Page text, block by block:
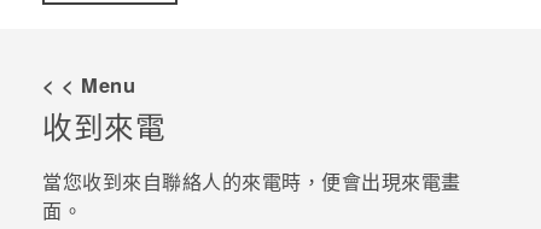
配件
優惠專區
< < Menu
收到來電
當您收到來自聯絡人的來電時，便會出現來電畫
面。